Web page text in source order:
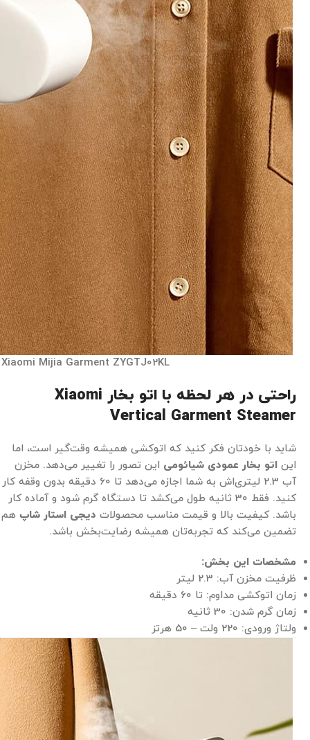
Xiaomi Mijia Garment ZYGTJ02KL
راحتی در هر لحظه با اتو بخار Xiaomi
Vertical Garment Steamer
شاید با خودتان فکر کنید که اتوکشی همیشه وقت‌گیر است، اما
این اتو بخار عمودی شیائومی این تصور را تغییر می‌دهد. مخزن
آب 2.3 لیتری‌اش به شما اجازه می‌دهد تا 60 دقیقه بدون وقفه کار
کنید. فقط 30 ثانیه طول می‌کشد تا دستگاه گرم شود و آماده کار
باشد. کیفیت بالا و قیمت مناسب محصولات دیجی استار شاپ هم
تضمین می‌کند که تجربه‌تان همیشه رضایت‌بخش باشد.
مشخصات این بخش:
ظرفیت مخزن آب: 2.3 لیتر
زمان اتوکشی مداوم: تا 60 دقیقه
زمان گرم شدن: 30 ثانیه
ولتاژ ورودی: 220 ولت – 50 هرتز